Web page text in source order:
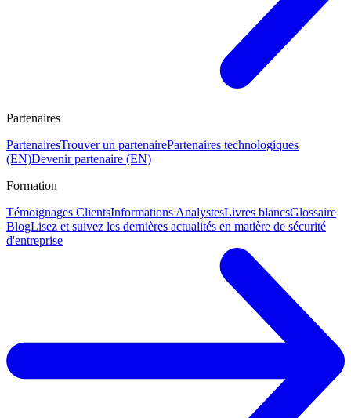
Partenaires
PartenairesTrouver un partenairePartenaires technologiques
(EN)Devenir partenaire (EN)
Formation
Témoignages ClientsInformations AnalystesLivres blancsGlossaire
BlogLisez et suivez les dernières actualités en matière de sécurité
d'entreprise